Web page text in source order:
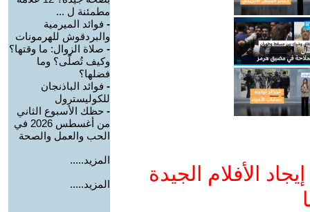
الأفلام الجيدة
مطمئنة ل ...
- فوائد الميرمية
والبردقوش للهرمونات
- صلاة الزوال: ما وقتها؟
وكيف تُصلّى؟ وما
فضلها؟
- فوائد الباذنجان
للكوليسترول
- حظك الأسبوع الثاني
من أغسطس 2026 في
الحب والعمل والصحة
المزيد.....
المزيد.....